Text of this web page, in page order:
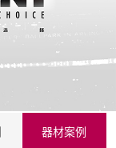
器材案例